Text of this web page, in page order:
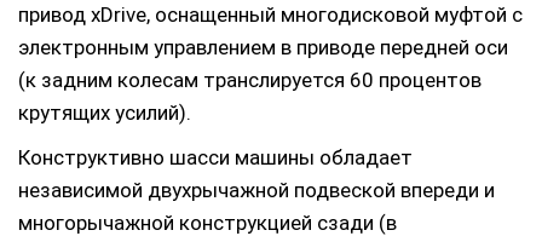
привод xDrive, оснащенный многодисковой муфтой с
электронным управлением в приводе передней оси
(к задним колесам транслируется 60 процентов
крутящих усилий).
Конструктивно шасси машины обладает
независимой двухрычажной подвеской впереди и
многорычажной конструкцией сзади (в